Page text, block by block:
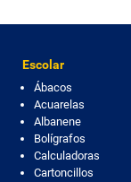
Escolar
Ábacos
Acuarelas
Albanene
Bolígrafos
Calculadoras
Cartoncillos